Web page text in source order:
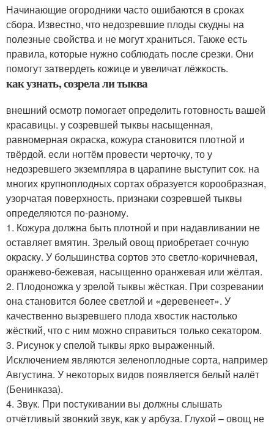
Начинающие огородники часто ошибаются в сроках
сбора. Известно, что недозревшие плоды скудны на
полезные свойства и не могут храниться. Также есть
правила, которые нужно соблюдать после срезки. Они
помогут затвердеть кожице и увеличат лёжкость.
как узнать, созрела ли тыква
внешний осмотр помогает определить готовность вашей
красавицы. у созревшей тыквы насыщенная,
равномерная окраска, кожура становится плотной и
твёрдой. если ногтём провести черточку, то у
недозревшего экземпляра в царапине выступит сок. на
многих крупноплодных сортах образуется корообразная,
узорчатая поверхность. признаки созревшей тыквы
определяются по-разному.
1. Кожура должна быть плотной и при надавливании не
оставляет вмятин. Зрелый овощ приобретает сочную
окраску. У большинства сортов это светло-коричневая,
оранжево-бежевая, насыщенно оранжевая или жёлтая.
2. Плодоножка у зрелой тыквы жёсткая. При созревании
она становится более светлой и «деревенеет». У
качественно вызревшего плода хвостик настолько
жёсткий, что с ним можно справиться только секатором.
3. Рисунок у спелой тыквы ярко выраженный.
Исключением являются зеленоплодные сорта, например
Августина. У некоторых видов появляется белый налёт
(Бенинказа).
4. Звук. При постукивании вы должны слышать
отчётливый звонкий звук, как у арбуза. Глухой – овощ не